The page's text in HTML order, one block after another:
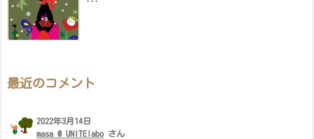
最近のコメント
2022年3月14日
masa @ UNITElabo さん